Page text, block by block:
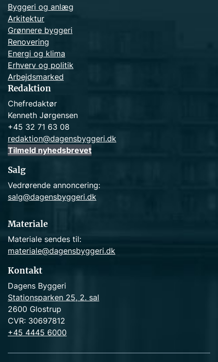
Byggeri og anlæg
Arkitektur
Grønnere byggeri
Renovering
Energi og klima
Erhverv og politik
Arbejdsmarked
Redaktion
Chefredaktør
Kenneth Jørgensen
+45 32 71 63 08
redaktion@dagensbyggeri.dk
Tilmeld nyhedsbrevet
Salg
Vedrørende annoncering:
salg@dagensbyggeri.dk
Materiale
Materiale sendes til:
materiale@dagensbyggeri.dk
Kontakt
Dagens Byggeri
Stationsparken 25, 2. sal
2600 Glostrup
CVR: 30697812
+45 4445 6000